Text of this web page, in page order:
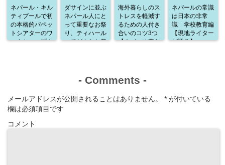
ネパール・キル
ティプールで初
の本格的パペッ
トシアターのワ
ークショップ！
ダサインに並ぶ
ネパール人にと
って重要なお祭
り、ティハール
ってどんなお祭
海外暮らしのス
トレスを軽減す
るための人付き
合いのコツ3つ
【ネパール暮ら
ネパールの常識
は日本の非常
識 学校教育編
【現地ライター
が語る】
- Comments -
メールアドレスが公開されることはありません。 * が付いている
欄は必須項目です
コメント